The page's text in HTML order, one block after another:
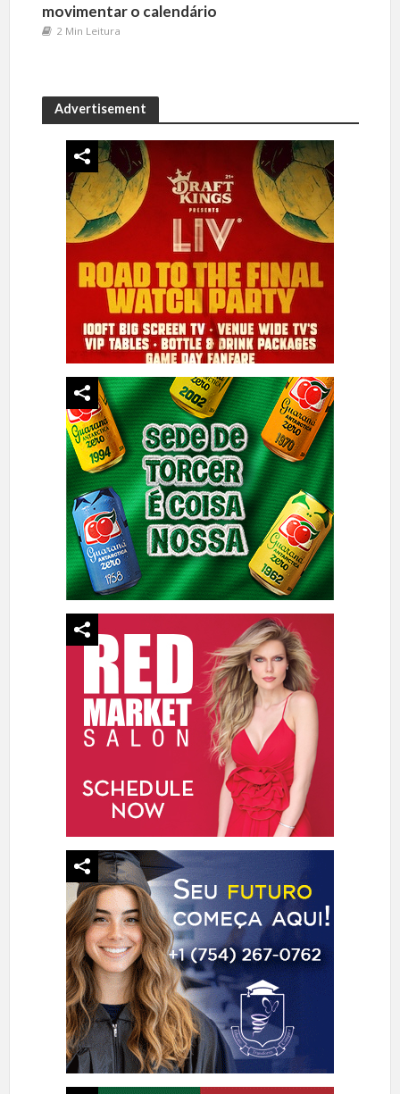
movimentar o calendário
2 Min Leitura
Advertisement